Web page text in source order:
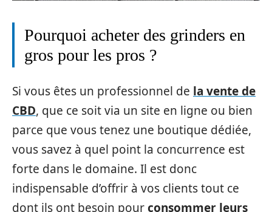
Pourquoi acheter des grinders en
gros pour les pros ?
Si vous êtes un professionnel de la vente de
CBD, que ce soit via un site en ligne ou bien
parce que vous tenez une boutique dédiée,
vous savez à quel point la concurrence est
forte dans le domaine. Il est donc
indispensable d’offrir à vos clients tout ce
dont ils ont besoin pourconsommer leurs